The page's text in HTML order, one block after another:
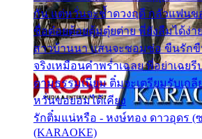
กัน แต่หวั่นจะช้ำดวงฤดี กลัวแฟน
ชื่อต๋อยต้อยตุ้มตุ๋ยต่าย พี่ยังลืมได้ง่า
สาวบ้านนา แสนจะซอมซ่อ ขืนรัก
จริงเหมือนคำพร่ำเฉลย พี่อย่าเฉย
ตามธรรมเนียม ติ๋มจะเตรียมรับเก
หวั่นขอยอมได้เคียง
รักติ๋มแน่หรือ - หงษ์ทอง ดาวอุดร (
(KARAOKE)